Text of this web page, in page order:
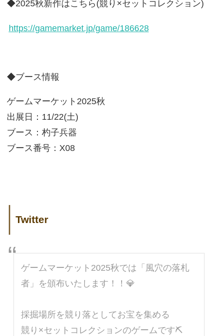
◆2025秋新作はこちら(競り×セットコレクション)
https://gamemarket.jp/game/186628
◆ブース情報
ゲームマーケット2025秋
出展日：11/22(土)
ブース：杓子兵器
ブース番号：X08
Twitter
ゲームマーケット2025秋では「風穴の落札
者」を頒布いたします！！💎
採掘場所を競り落としてお宝を集める
競り×セットコレクションのゲームです⛏️